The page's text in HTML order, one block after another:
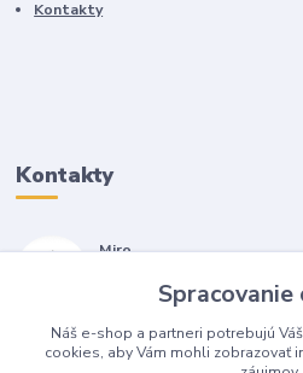
Kontakty
Kontakty
Miro
(Po-Pia, 7-17 hod.)
isopneumatiky@isopneumatiky.sk
Spracovanie
Náš e-shop a partneri potrebujú Váš
cookies, aby Vám mohli zobrazovať